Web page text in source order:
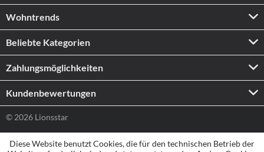
Wohntrends
Beliebte Kategorien
Zahlungs­möglichkeiten
Kundenbewertungen
© 2026 Lionsstar
Diese Website benutzt Cookies, die für den technischen Betrieb der